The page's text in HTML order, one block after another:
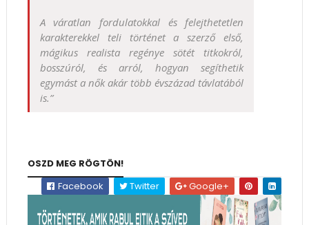
A váratlan fordulatokkal és felejthetetlen
karakterekkel teli történet a szerző első,
mágikus realista regénye sötét titkokról,
bosszúról, és arról, hogyan segíthetik
egymást a nők akár több évszázad távlatából
is.”
OSZD MEG RÖGTÖN!
Facebook
Twitter Google+